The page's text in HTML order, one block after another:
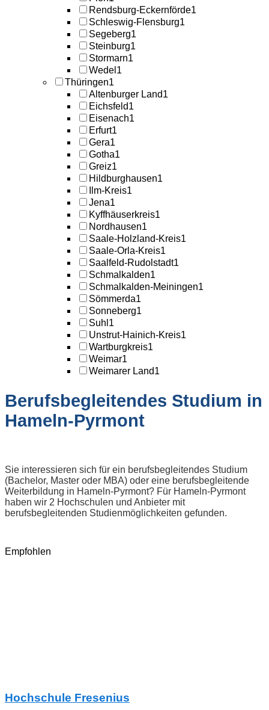
Rendsburg-Eckernförde1
Schleswig-Flensburg1
Segeberg1
Steinburg1
Stormarn1
Wedel 1
Thüringen1
Altenburger Land1
Eichsfeld1
Eisenach1
Erfurt1
Gera1
Gotha1
Greiz1
Hildburghausen1
Ilm-Kreis1
Jena1
Kyffhäuserkreis1
Nordhausen1
Saale-Holzland-Kreis1
Saale-Orla-Kreis1
Saalfeld-Rudolstadt1
Schmalkalden1
Schmalkalden-Meiningen1
Sömmerda1
Sonneberg1
Suhl 1
Unstrut-Hainich-Kreis1
Wartburgkreis1
Weimar1
Weimarer Land1
Berufsbegleitendes Studium in
Hameln-Pyrmont
Sie interessieren sich für ein berufsbegleitendes Studium
(Bachelor, Master oder MBA) oder eine berufsbegleitende
Weiterbildung in Hameln-Pyrmont? Für Hameln-Pyrmont
haben wir 2 Hochschulen und Anbieter mit
berufsbegleitenden Studienmöglichkeiten gefunden.
Empfohlen
Hochschule Fresenius